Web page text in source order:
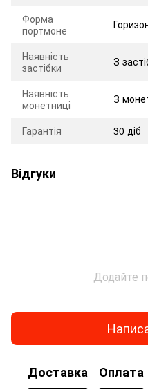
Форма
портмоне
Наявність
застібки
З
Наявність
монетниці
З
Гарантія 30 діб
Відгуки
Додайте
Доставка Оплата